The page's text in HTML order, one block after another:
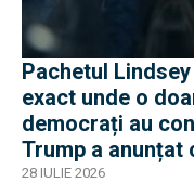
Pachetul
exact unde o
democrați au
Trump a anunțat
28 IULIE 2026